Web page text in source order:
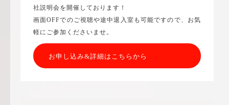
社説明会を開催しております！
画面OFFでのご視聴や途中退入室も可能ですので、お気
軽にご参加くださいませ。
お申し込み&詳細はこちらから